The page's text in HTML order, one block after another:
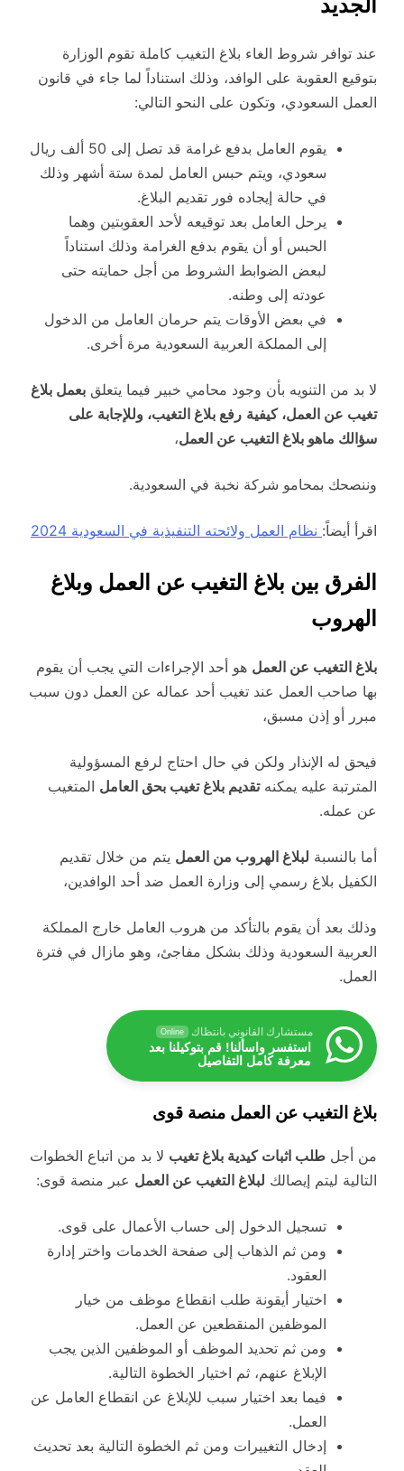
الجديد
عند توافر شروط الغاء بلاغ التغيب كاملة تقوم الوزارة
بتوقيع العقوبة على الوافد، وذلك استناداً لما جاء في قانون
العمل السعودي، وتكون على النحو التالي:
يقوم العامل بدفع غرامة قد تصل إلى 50 ألف ريال
سعودي، ويتم حبس العامل لمدة ستة أشهر وذلك
في حالة إيجاده فور تقديم البلاغ.
يرحل العامل بعد توقيعه لأحد العقوبتين وهما
الحبس أو أن يقوم بدفع الغرامة وذلك استناداً
لبعض الضوابط الشروط من أجل حمايته حتى
عودته إلى وطنه.
في بعض الأوقات يتم حرمان العامل من الدخول
إلى المملكة العربية السعودية مرة أخرى.
لا بد من التنويه بأن وجود محامي خبير فيما يتعلق بعمل بلاغ
تغيب عن العمل، كيفية رفع بلاغ التغيب، وللإجابة على
سؤالك ماهو بلاغ التغيب عن العمل،
وننصحك بمحامو شركة نخبة في السعودية.
اقرأ أيضاً: نظام العمل ولائحته التنفيذية في السعودية 2024
الفرق بين بلاغ التغيب عن العمل وبلاغ
الهروب
بلاغ التغيب عن العمل هو أحد الإجراءات التي يجب أن يقوم
بها صاحب العمل عند تغيب أحد عماله عن العمل دون سبب
مبرر أو إذن مسبق،
فيحق له الإنذار ولكن في حال احتاج لرفع المسؤولية
المترتبة عليه يمكنهتقديم بلاغ تغيب بحق العامل المتغيب
عن عمله.
أما بالنسبة لبلاغ الهروب من العمل يتم من خلال تقديم
الكفيل بلاغ رسمي إلى وزارة العمل ضد أحد الوافدين،
وذلك بعد أن يقوم بالتأكد من هروب العامل خارج المملكة
العربية السعودية وذلك بشكل مفاجئ، وهو مازال في فترة
العمل.
مستشارك القانوني بانتظاك Online
استفسر واسألنا! قم بتوكيلنا بعد
معرفة كامل التفاصيل
بلاغ التغيب عن العمل منصة قوى
من أجل طلب اثبات كيدية بلاغ تغيب لا بد من اتباع الخطوات
التالية ليتم إيصالك لبلاغ التغيب عن العمل عبر منصة قوى:
تسجيل الدخول إلى حساب الأعمال على قوى.
ومن ثم الذهاب إلى صفحة الخدمات واختر إدارة
العقود.
اختيار أيقونة طلب انقطاع موظف من خيار
الموظفين المنقطعين عن العمل.
ومن ثم تحديد الموظف أو الموظفين الذين يجب
الإبلاغ عنهم، ثم اختيار الخطوة التالية.
فيما بعد اختيار سبب للإبلاغ عن انقطاع العامل عن
العمل.
إدخال التغييرات ومن ثم الخطوة التالية بعد تحديث